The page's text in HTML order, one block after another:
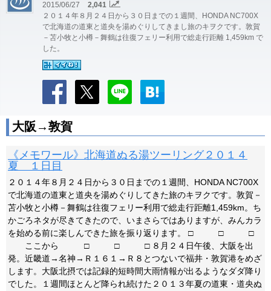
2015/06/27
2,041
２０１４年８月２４日から３０日までの１週間、HONDA NC700X
で北海道の道東と道央を湯めぐりしてきまし旅のキヲクです。敦賀
－苫小牧と小樽－舞鶴は往復フェリー利用で総走行距離 1,459km で
した。
大阪→敦賀
《メモワール》北海道ぬる湯ツーリング２０１４
夏 １日目
２０１４年８月２４日から３０日までの１週間、HONDA NC700X
で北海道の道東と道央を湯めぐりしてきた旅のキヲクです。敦賀－
苫小牧と小樽－舞鶴は往復フェリー利用で総走行距離1,459km。ち
かごろネタが尽きてきたので、いまさらではありますが、みんカラ
を始める前に楽しんできた旅を振り返ります。 □ □ □
ここから □ □ □ ８月２４日午後、大阪を出
発。近畿道→名神→Ｒ１６１→Ｒ８とつないで福井・敦賀港をめざ
します。大阪北摂では記録的短時間大雨情報が出るようなダダ降り
でした。１週間ほとんど降られ続けた２０１３年夏の道東・道央ぬ